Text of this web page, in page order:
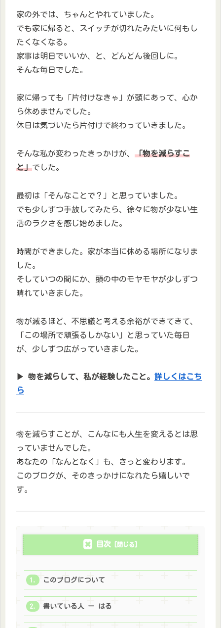
家の外では、ちゃんとやれていました。
でも家に帰ると、スイッチが切れたみたいに何もし
たくなくなる。
家事は明日でいいか、と、どんどん後回しに。
そんな毎日でした。
家に帰っても「片付けなきゃ」が頭にあって、心か
ら休めませんでした。
休日は気づいたら片付けで終わっていきました。
そんな私が変わったきっかけが、 「物を減らすこ
と」でした。
最初は「そんなことで？」と思っていました。
でも少しずつ手放してみたら、徐々に物が少ない生
活のラクさを感じ始めました。
時間ができました。家が本当に休める場所になりま
した。
そしていつの間にか、頭の中のモヤモヤが少しずつ
晴れていきました。
物が減るほど、不思議と考える余裕ができてきて、
「この場所で頑張るしかない」と思っていた毎日
が、少しずつ広がっていきました。
▶ 物を減らして、私が経験したこと。 詳しくはこち
ら
物を減らすことが、こんなにも人生を変えるとは思
っていませんでした。
あなたの「なんとなく」も、きっと変わります。
このブログが、そのきっかけになれたら嬉しいで
す。
目次
このブログについて
書いている人 ー はる